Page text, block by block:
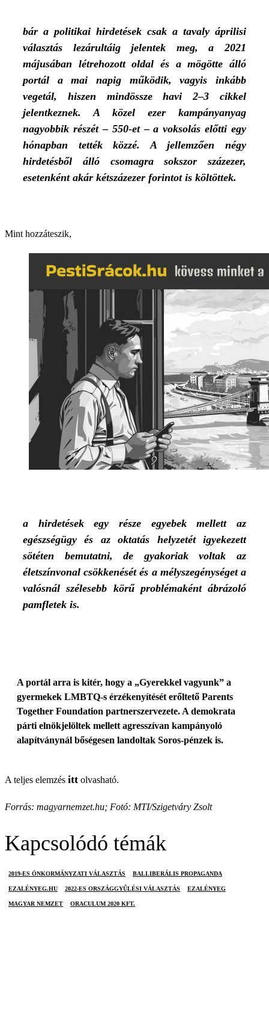
bár a politikai hirdetések csak a tavaly áprilisi
választás lezárultáig jelentek meg, a 2021
májusában létrehozott oldal és a mögötte álló
portál a mai napig működik, vagyis inkább
vegetál, hiszen mindössze havi 2–3 cikkel
jelentkeznek. A közel ezer kampányanyag
nagyobbik részét – 550-et – a voksolás előtti egy
hónapban tették közzé. A jellemzően négy
hirdetésből álló csomagra sokszor százezer,
esetenként akár kétszázezer forintot is költöttek.
Mint hozzáteszik,
a hirdetések egy része egyebek mellett az
egészségügy és az oktatás helyzetét igyekezett
sötéten bemutatni, de gyakoriak voltak az
életszínvonal csökkenését és a mélyszegénységet a
valósnál szélesebb körű problémaként ábrázoló
pamfletek is.
A portál arra is kitér, hogy a „Gyerekkel vagyunk” a
gyermekek LMBTQ-s érzékenyítését erőltető Parents
Together Foundation partnerszervezete. A demokrata
párti elnökjelöltek mellett agresszívan kampányoló
alapítványnál bőségesen landoltak Soros-pénzek is.
A teljes elemzés itt olvasható.
Forrás: magyarnemzet.hu; Fotó: MTI/Szigetváry Zsolt
Kapcsolódó témák
2019-ES ÖNKORMÁNYZATI VÁLASZTÁS BALLIBERÁLIS PROPAGANDA
EZALÉNYEG.HU 2022-ES ORSZÁGGYŰLÉSI VÁLASZTÁS EZALÉNYEG
MAGYAR NEMZET ORACULUM 2020 KFT.